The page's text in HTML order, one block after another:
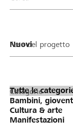
Fase del progetto
Categorie